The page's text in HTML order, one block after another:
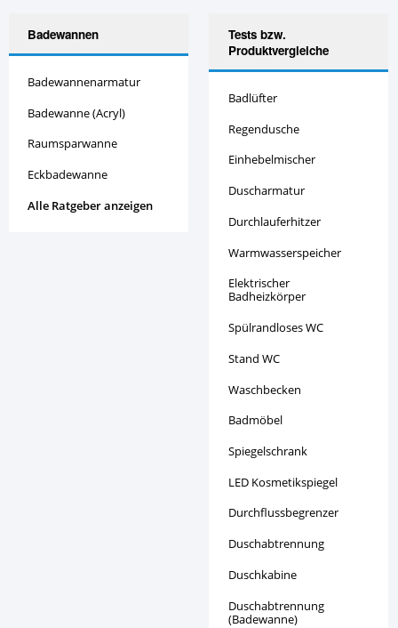
Badewannen
Badewannenarmatur
Badewanne (Acryl)
Raumsparwanne
Eckbadewanne
Alle Ratgeber anzeigen
Tests bzw.
Produktvergleiche
Badlüfter
Regendusche
Einhebelmischer
Duscharmatur
Durchlauferhitzer
Warmwasserspeicher
Elektrischer
Badheizkörper
Spülrandloses WC
Stand WC
Waschbecken
Badmöbel
Spiegelschrank
LED Kosmetikspiegel
Durchflussbegrenzer
Duschabtrennung
Duschkabine
Duschabtrennung
(Badewanne)